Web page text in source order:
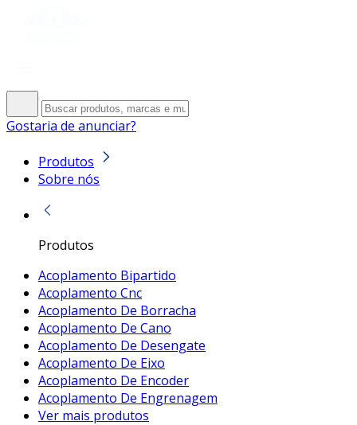
Gostaria de anunciar?
Produtos
Sobre nós
Produtos
Acoplamento Bipartido
Acoplamento Cnc
Acoplamento De Borracha
Acoplamento De Cano
Acoplamento De Desengate
Acoplamento De Eixo
Acoplamento De Encoder
Acoplamento De Engrenagem
Ver mais produtos